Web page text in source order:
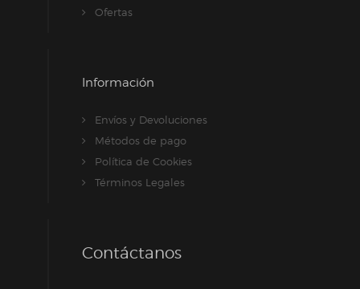
Ofertas
Información
Envíos y Devoluciones
Métodos de pago
Política de Cookies
Términos Legales
Contáctanos